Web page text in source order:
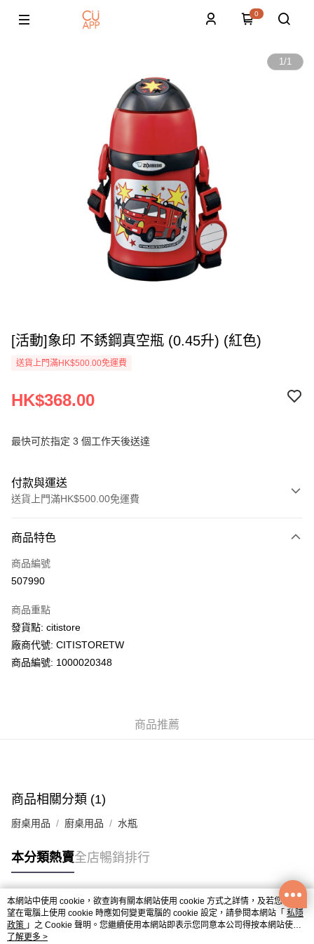
0
1/1
[活動]象印 不銹鋼真空瓶 (0.45升) (紅色)
送貨上門滿HK$500.00免運費
HK$368.00
最快可於指定 3 個工作天後送達
付款與運送
送貨上門滿HK$500.00免運費
信用卡
AlipayHK
WeChat Pay
送貨方式
每筆HK$50.00，滿HK$200.00或以上免運費
UNY 門市自取
商品特色
商品編號
507990
商品重點
發貨點: citistore
廠商代號: CITISTORETW
商品編號: 1000020348
商品推薦
商品相關分類 (1)
廚桌用品 廚桌用品 水瓶
本分類熱賣全店暢銷排行
熱門標籤
熱銷排行
本網站中使用 cookie，欲查詢有關本網站使用 cookie 方式之詳情，及若您不希
望在電腦上使用 cookie 時應如何變更電腦的 cookie 設定，請參閱本網站「 私隱
政策 」之 Cookie 聲明。您繼續使用本網站即表示您同意本公司得按本網站使用
條款之 Cookie 聲明使用 cookie。
了解更多 >